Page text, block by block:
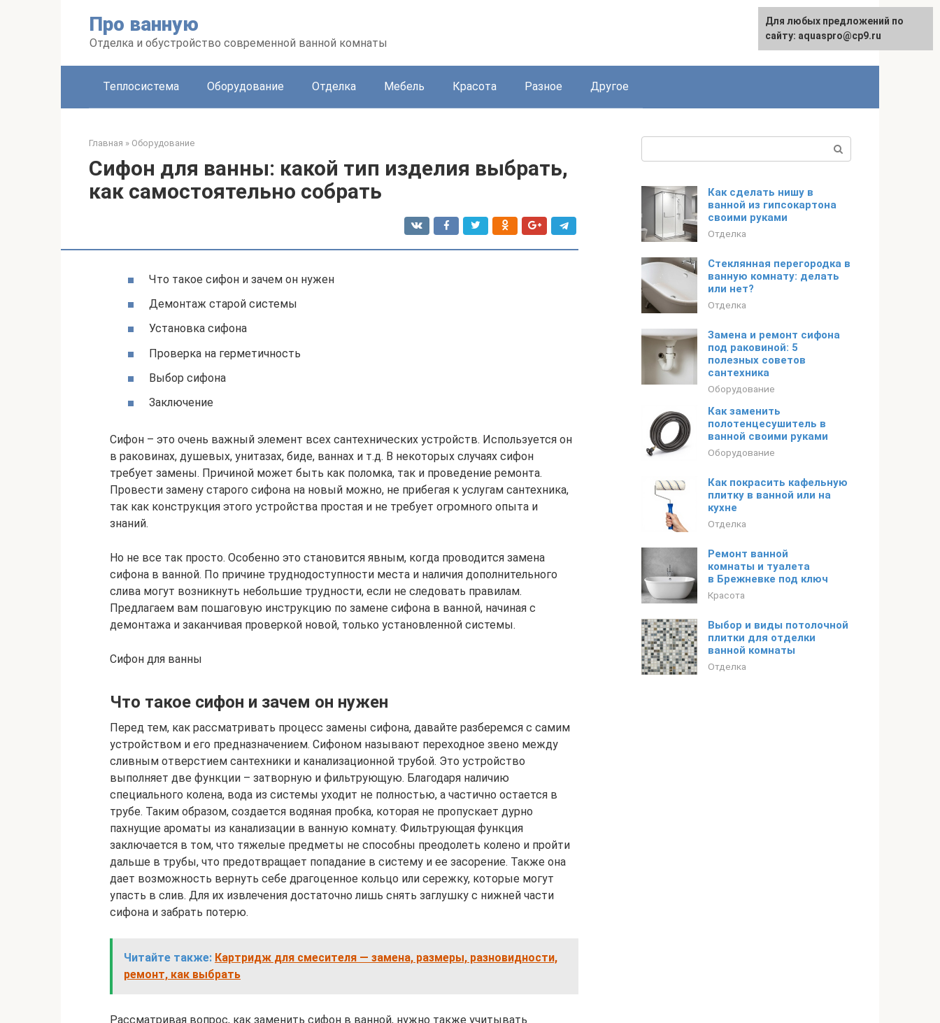
Про ванную
Отделка и обустройство современной ванной комнаты
Теплосистема Оборудование Отделка Мебель Красота Разное Другое
Главная » Оборудование
Сифон для ванны: какой тип изделия выбрать,
как самостоятельно собрать
Что такое сифон и зачем он нужен
Демонтаж старой системы
Установка сифона
Проверка на герметичность
Выбор сифона
Заключение
Сифон – это очень важный элемент всех сантехнических устройств. Используется он
в раковинах, душевых, унитазах, биде, ваннах и т.д. В некоторых случаях сифон
требует замены. Причиной может быть как поломка, так и проведение ремонта.
Провести замену старого сифона на новый можно, не прибегая к услугам сантехника,
так как конструкция этого устройства простая и не требует огромного опыта и
знаний.
Но не все так просто. Особенно это становится явным, когда проводится замена
сифона в ванной. По причине труднодоступности места и наличия дополнительного
слива могут возникнуть небольшие трудности, если не следовать правилам.
Предлагаем вам пошаговую инструкцию по замене сифона в ванной, начиная с
демонтажа и заканчивая проверкой новой, только установленной системы.
Сифон для ванны
Что такое сифон и зачем он нужен
Перед тем, как рассматривать процесс замены сифона, давайте разберемся с самим
устройством и его предназначением. Сифоном называют переходное звено между
сливным отверстием сантехники и канализационной трубой. Это устройство
выполняет две функции – затворную и фильтрующую. Благодаря наличию
специального колена, вода из системы уходит не полностью, а частично остается в
трубе. Таким образом, создается водяная пробка, которая не пропускает дурно
пахнущие ароматы из канализации в ванную комнату. Фильтрующая функция
заключается в том, что тяжелые предметы не способны преодолеть колено и пройти
дальше в трубы, что предотвращает попадание в систему и ее засорение. Также она
дает возможность вернуть себе драгоценное кольцо или сережку, которые могут
упасть в слив. Для их извлечения достаточно лишь снять заглушку с нижней части
сифона и забрать потерю.
Читайте также: Картридж для смесителя — замена, размеры, разновидности,
ремонт, как выбрать
Рассматривая вопрос, как заменить сифон в ванной, нужно также учитывать
Как сделать нишу в
ванной из гипсокартона
своими руками
Отделка
Стеклянная перегородка в
ванную комнату: делать
или нет?
Отделка
Замена и ремонт сифона
под раковиной: 5
полезных советов
сантехника
Оборудование
Как заменить
полотенцесушитель в
ванной своими руками
Оборудование
Как покрасить кафельную
плитку в ванной или на
кухне
Отделка
Ремонт ванной
комнаты и туалета
в Брежневке под ключ
Красота
Выбор и виды потолочной
плитки для отделки
ванной комнаты
Отделка
Для любых предложений по
сайту: aquaspro@cp9.ru